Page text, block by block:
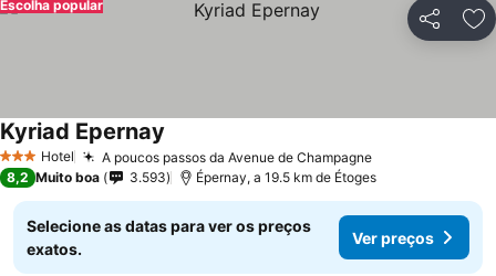
Partilhar
Escolha popular
3 EstrelasHotel A poucos passos da Avenue de Champagne
Kyriad Epernay
8,2 Muito boa 3.593 Épernay, a 19.5 km de Étoges
Selecione as datas para ver os preços
exatos.
Ver preços